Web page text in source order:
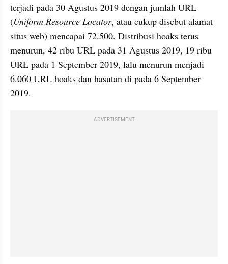
terjadi pada 30 Agustus 2019 dengan jumlah URL
(Uniform Resource Locator, atau cukup disebut alamat
situs web) mencapai 72.500. Distribusi hoaks terus
menurun, 42 ribu URL pada 31 Agustus 2019, 19 ribu
URL pada 1 September 2019, lalu menurun menjadi
6.060 URL hoaks dan hasutan di pada 6 September
2019.
ADVERTISEMENT